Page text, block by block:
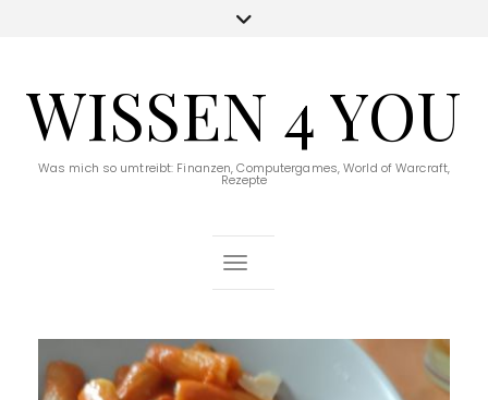
WISSEN 4 YOU
Was mich so umtreibt: Finanzen, Computergames, World of Warcraft,
Rezepte
Toggle Navigation